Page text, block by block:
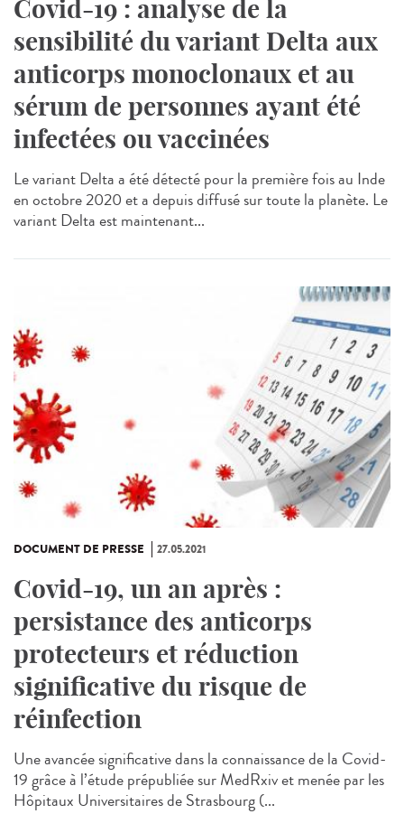
Covid-19 : analyse de la
sensibilité du variant Delta aux
anticorps monoclonaux et au
sérum de personnes ayant été
infectées ou vaccinées
Le variant Delta a été détecté pour la première fois au Inde
en octobre 2020 et a depuis diffusé sur toute la planète. Le
variant Delta est maintenant...
DOCUMENT DE PRESSE 27.05.2021
Covid-19, un an après :
persistance des anticorps
protecteurs et réduction
significative du risque de
réinfection
Une avancée significative dans la connaissance de la Covid-
19 grâce à l’étude prépubliée sur MedRxiv et menée par les
Hôpitaux Universitaires de Strasbourg (...